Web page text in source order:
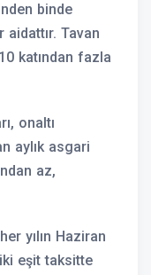
binde
Tavan
10 katından fazla
onaltı
aylık asgari
az,
yılın Haziran
eşit taksitte